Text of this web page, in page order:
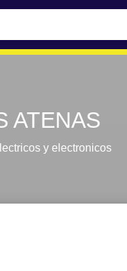
ATENAS
y electronicos